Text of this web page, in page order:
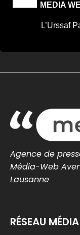
MEDIA
L’Urssaf
0
MEDIA
Agence de
Média-Web
Lausanne
RÉSEAU